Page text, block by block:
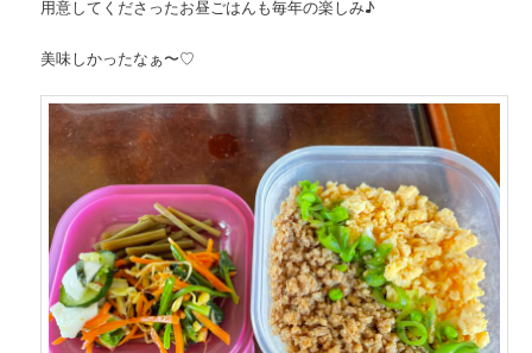
用意してくださったお昼ごはんも毎年の楽しみ♪
美味しかったなぁ〜♡